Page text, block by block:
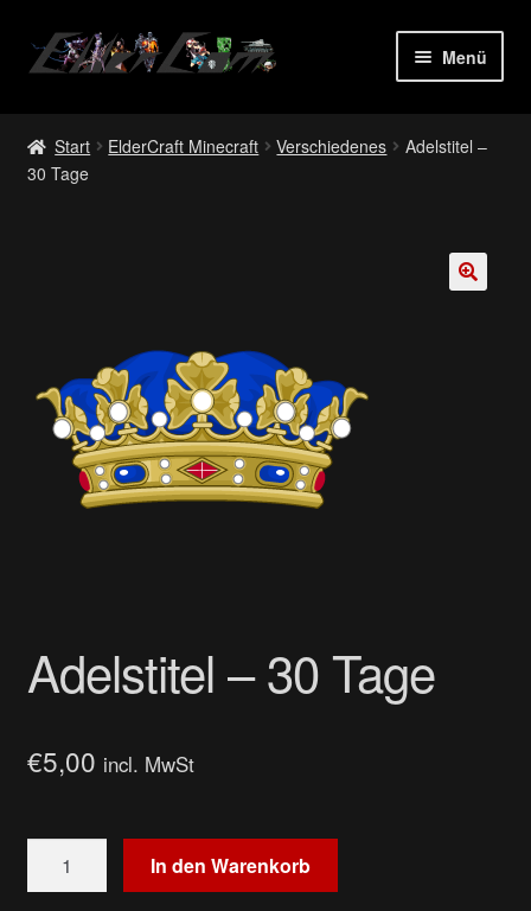
Zur
Navigation
Zum
Inhalt
Menü
Allgemeine Geschäftsbedingungen
Checkout
Cookie-Richtlinie (EU)
Datenschutz
Versand & Lieferung
Zahlungsweisen
Start ElderCraft Minecraft Verschiedenes
Adelstitel –
30 Tage
Adelstitel – 30 Tage
€5,00 incl. MwSt
In den Warenkorb